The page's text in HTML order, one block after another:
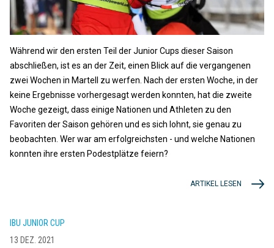
Während wir den ersten Teil der Junior Cups dieser Saison
abschließen, ist es an der Zeit, einen Blick auf die vergangenen
zwei Wochen in Martell zu werfen. Nach der ersten Woche, in der
keine Ergebnisse vorhergesagt werden konnten, hat die zweite
Woche gezeigt, dass einige Nationen und Athleten zu den
Favoriten der Saison gehören und es sich lohnt, sie genau zu
beobachten. Wer war am erfolgreichsten - und welche Nationen
konnten ihre ersten Podestplätze feiern?
ARTIKEL LESEN
IBU JUNIOR CUP
13 DEZ. 2021